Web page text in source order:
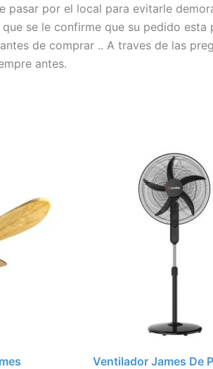
pasar por el local para evitarle
se le confirme que su pedido esta
de comprar .. A traves de las
antes.
Ventilador James De